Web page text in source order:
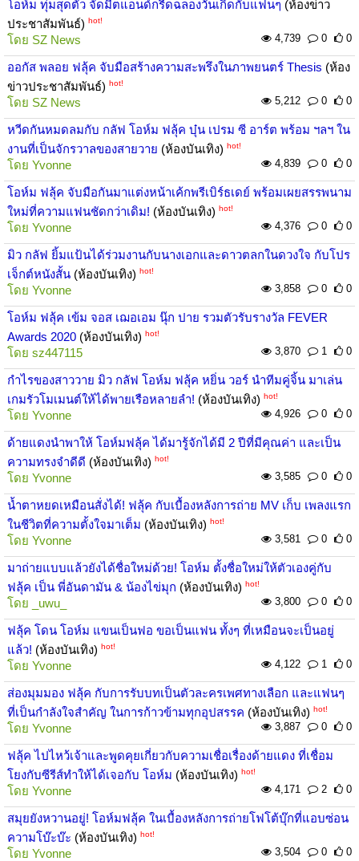
โอห์ม ทุ่มสุดตัว จัดมีตแอนด์กรี๊ดฉลองวันเกิดกับแฟนๆ (ห้องข่าว
ประชาสัมพันธ์) hot!
โดย SZ News 4,739 0 0
ออกัส พลอย ฟลุ้ค จับมือสร้างความสะพรึงในภาพยนตร์ Thesis (ห้อง
ข่าวประชาสัมพันธ์) hot!
โดย SZ News 5,212 0 0
หวีดกันหมดลมกับ กลัฟ โอห์ม ฟลุ้ค บุ๋น เปรม ซี อาร์ต พร้อม ฯลฯ ใน
งานที่เป็นจักรวาลของสายวาย (ห้องบันเทิง) hot!
โดย Yvonne 4,839 0 0
โอห์ม ฟลุ้ค จับมือกันมาแต่งหน้าเค้กพรีเบิร์ธเดย์ พร้อมเผยสรรพนาม
ใหม่ที่ความแฟนชัดกว่าเดิม! (ห้องบันเทิง) hot!
โดย Yvonne 4,376 0 0
มิว กลัฟ ยิ้มแป้นได้ร่วมงานกับนางเอกและดาวตลกในดวงใจ กับโปร
เจ็กต์หนังสั้น (ห้องบันเทิง) hot!
โดย Yvonne 3,858 0 0
โอห์ม ฟลุ้ค เข้ม จอส เฌอเอม นุ๊ก ปาย รวมตัวรับรางวัล FEVER
Awards 2020 (ห้องบันเทิง) hot!
โดย sz447115 3,870 1 0
กำไรของสาววาย มิว กลัฟ โอห์ม ฟลุ้ค หยิ่น วอร์ นำทีมคู่จิ้น มาเล่น
เกมรัวโมเมนต์ให้ได้พายเรือหลายลำ! (ห้องบันเทิง) hot!
โดย Yvonne 4,926 0 0
ด้ายแดงนำพาให้ โอห์มฟลุ้ค ได้มารู้จักได้มี 2 ปีที่มีคุณค่า และเป็น
ความทรงจำดีดี (ห้องบันเทิง) hot!
โดย Yvonne 3,585 0 0
น้ำตาหยดเหมือนสั่งได้! ฟลุ้ค กับเบื้องหลังการถ่าย MV เก็บ เพลงแรก
ในชีวิตที่ความตั้งใจมาเต็ม (ห้องบันเทิง) hot!
โดย Yvonne 3,581 0 0
มาถ่ายแบบแล้วยังได้ชื่อใหม่ด้วย! โอห์ม ตั้งชื่อใหม่ให้ตัวเองคู่กับ
ฟลุ้ค เป็น พี่อันดามัน & น้องไข่มุก (ห้องบันเทิง) hot!
โดย _uwu_ 3,800 0 0
ฟลุ้ค โดน โอห์ม แขนเป็นฟอ ขอเป็นแฟน ทั้งๆ ที่เหมือนจะเป็นอยู่
แล้ว! (ห้องบันเทิง) hot!
โดย Yvonne 4,122 1 0
ส่องมุมมอง ฟลุ้ค กับการรับบทเป็นตัวละครเพศทางเลือก และแฟนๆ
ที่เป็นกำลังใจสำคัญ ในการก้าวข้ามทุกอุปสรรค (ห้องบันเทิง) hot!
โดย Yvonne 3,887 0 0
ฟลุ้ค ไปไหว้เจ้าและพูดคุยเกี่ยวกับความเชื่อเรื่องด้ายแดง ที่เชื่อม
โยงกับซีรีส์ทำให้ได้เจอกับ โอห์ม (ห้องบันเทิง) hot!
โดย Yvonne 4,171 2 0
สมุยยังหวานอยู่! โอห์มฟลุ้ค ในเบื้องหลังการถ่ายโฟโต้บุ๊กที่แอบซ่อน
ความโบ๊ะบ๊ะ (ห้องบันเทิง) hot!
โดย Yvonne 3,504 0 0